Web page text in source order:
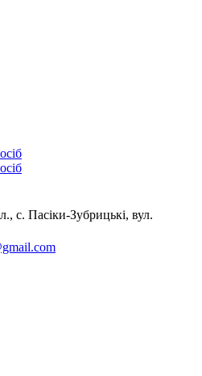
с. Пасіки-Зубрицькі, вул.